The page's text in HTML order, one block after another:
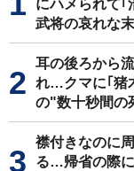
にハメられて｢
武将の哀れな
耳の後ろから
れ…クマに｢猪
の"数十秒間の
襟付きなのに
る…帰省の際